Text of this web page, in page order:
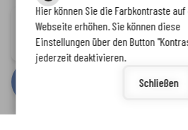
Inhalt-Impressum-
bycm citymedia
Immer auf dem neuesten Stand
www.enkreis.de möchte Ihnen
Hier können Sie die Farbkontraste
Webseite erhöhen. Sie können diese
Einstellungen über den Button
jederzeit deaktivieren.
Schließen